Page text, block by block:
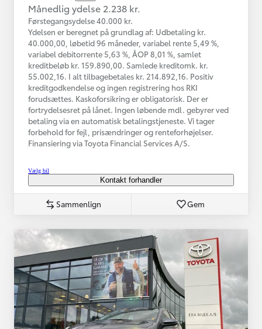
Månedlig ydelse 2.238 kr.
Førstegangsydelse 40.000 kr.
Ydelsen er beregnet på grundlag af: Udbetaling kr.
40.000,00, løbetid 96 måneder, variabel rente 5,49 %,
variabel debitorrente 5,63 %, ÅOP 8,01 %, samlet
kreditbeløb kr. 159.890,00. Samlede kreditomk. kr.
55.002,16. I alt tilbagebetales kr. 214.892,16. Positiv
kreditgodkendelse og ingen registrering hos RKI
forudsættes. Kaskoforsikring er obligatorisk. Der er
fortrydelsesret på lånet. Ingen løbende mdl. gebyrer ved
betaling via en automatisk betalingstjeneste. Vi tager
forbehold for fejl, prisændringer og renteforhøjelser.
Finansiering via Toyota Financial Services A/S.
Vælg bil
Kontakt forhandler
Sammenlign Gem